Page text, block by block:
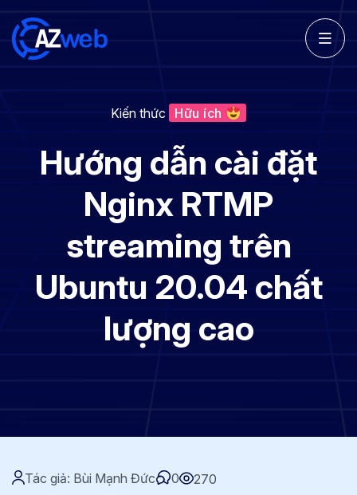
Kiến thức Hữu ích
Hướng dẫn cài đặt
Nginx RTMP
streaming trên
Ubuntu 20.04 chất
lượng cao
Tác giả: Bùi Mạnh Đức 0 270